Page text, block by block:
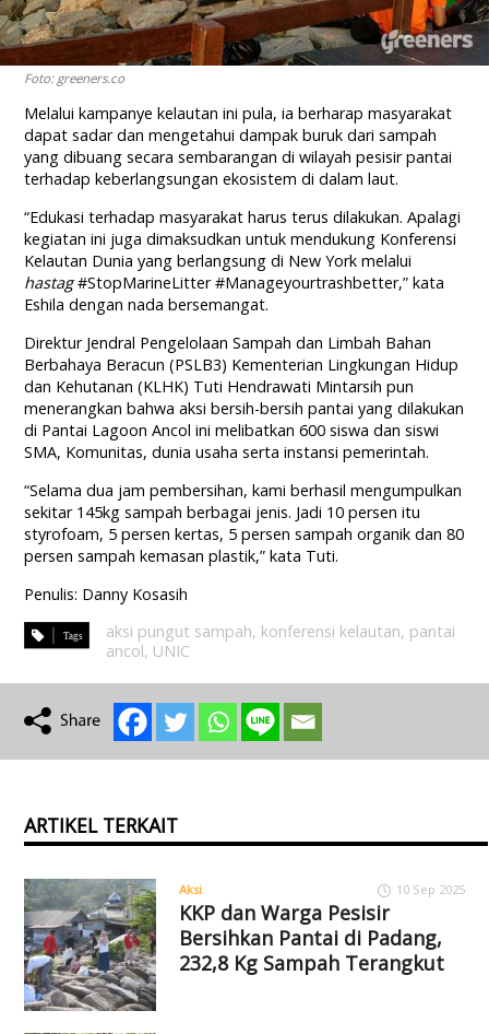
Foto: greeners.co
Melalui kampanye kelautan ini pula, ia berharap masyarakat
dapat sadar dan mengetahui dampak buruk dari sampah
yang dibuang secara sembarangan di wilayah pesisir pantai
terhadap keberlangsungan ekosistem di dalam laut.
“Edukasi terhadap masyarakat harus terus dilakukan. Apalagi
kegiatan ini juga dimaksudkan untuk mendukung Konferensi
Kelautan Dunia yang berlangsung di New York melalui
hastag#StopMarineLitter #Manageyourtrashbetter,” kata
Eshila dengan nada bersemangat.
Direktur Jendral Pengelolaan Sampah dan Limbah Bahan
Berbahaya Beracun (PSLB3) Kementerian Lingkungan Hidup
dan Kehutanan (KLHK) Tuti Hendrawati Mintarsih pun
menerangkan bahwa aksi bersih-bersih pantai yang dilakukan
di Pantai Lagoon Ancol ini melibatkan 600 siswa dan siswi
SMA, Komunitas, dunia usaha serta instansi pemerintah.
“Selama dua jam pembersihan, kami berhasil mengumpulkan
sekitar 145kg sampah berbagai jenis. Jadi 10 persen itu
styrofoam, 5 persen kertas, 5 persen sampah organik dan 80
persen sampah kemasan plastik,” kata Tuti.
Penulis: Danny Kosasih
aksi pungut sampah, konferensi kelautan, pantai
ancol, UNIC
ARTIKEL TERKAIT
Aksi 10 Sep 2025
KKP dan Warga Pesisir
Bersihkan Pantai di Padang,
232,8 Kg Sampah Terangkut